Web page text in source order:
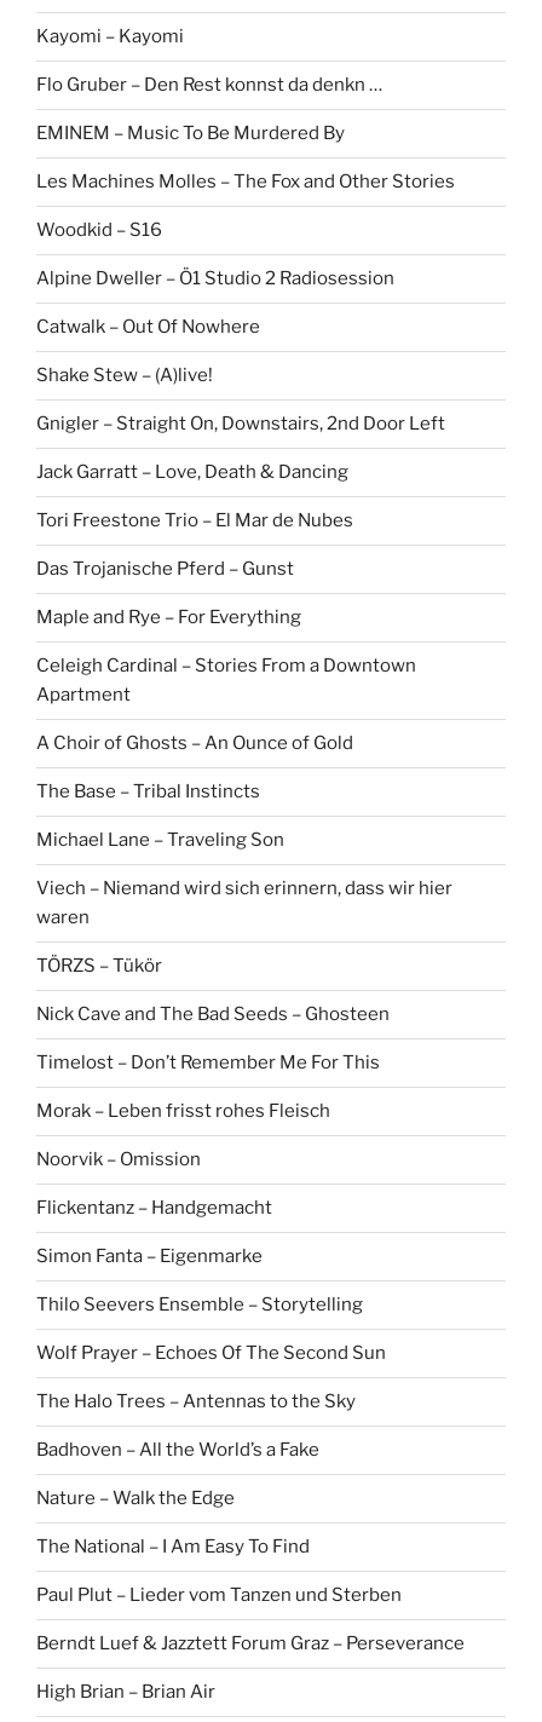
Kayomi – Kayomi
Flo Gruber – Den Rest konnst da denkn …
EMINEM – Music To Be Murdered By
Les Machines Molles – The Fox and Other Stories
Woodkid – S16
Alpine Dweller – Ö1 Studio 2 Radiosession
Catwalk – Out Of Nowhere
Shake Stew – (A)live!
Gnigler – Straight On, Downstairs, 2nd Door Left
Jack Garratt – Love, Death & Dancing
Tori Freestone Trio – El Mar de Nubes
Das Trojanische Pferd – Gunst
Maple and Rye – For Everything
Celeigh Cardinal – Stories From a Downtown
Apartment
A Choir of Ghosts – An Ounce of Gold
The Base – Tribal Instincts
Michael Lane – Traveling Son
Viech – Niemand wird sich erinnern, dass wir hier
waren
TÖRZS – Tükör
Nick Cave and The Bad Seeds – Ghosteen
Timelost – Don’t Remember Me For This
Morak – Leben frisst rohes Fleisch
Noorvik – Omission
Flickentanz – Handgemacht
Simon Fanta – Eigenmarke
Thilo Seevers Ensemble – Storytelling
Wolf Prayer – Echoes Of The Second Sun
The Halo Trees – Antennas to the Sky
Badhoven – All the World’s a Fake
Nature – Walk the Edge
The National – I Am Easy To Find
Paul Plut – Lieder vom Tanzen und Sterben
Berndt Luef & Jazztett Forum Graz – Perseverance
High Brian – Brian Air